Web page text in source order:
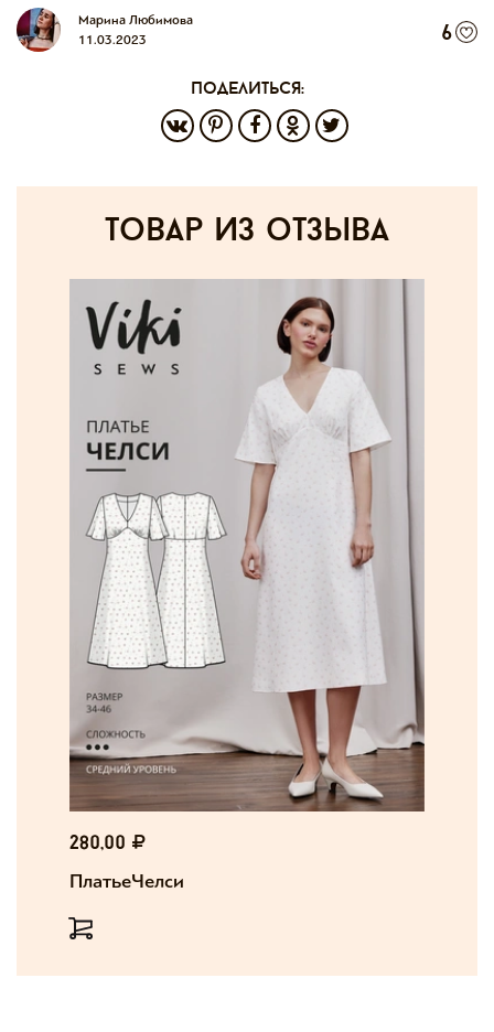
Марина Любимова
11.03.2023
6
поделиться:
товар из отзыва
280,00
Платье Челси